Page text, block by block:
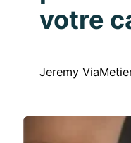
votre
Jeremy